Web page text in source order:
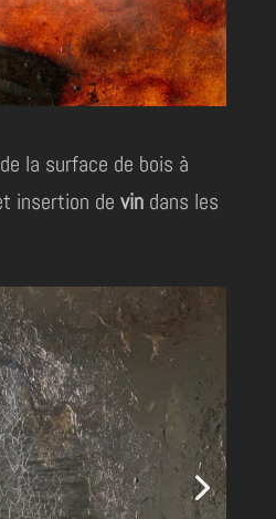
la surface de bois à
insertion de vindans les